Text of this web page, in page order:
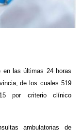
en las últimas 24 horas
de los cuales 519
por criterio clínico
ambulatorias de